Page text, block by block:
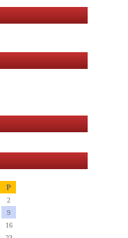
P
2
9
16